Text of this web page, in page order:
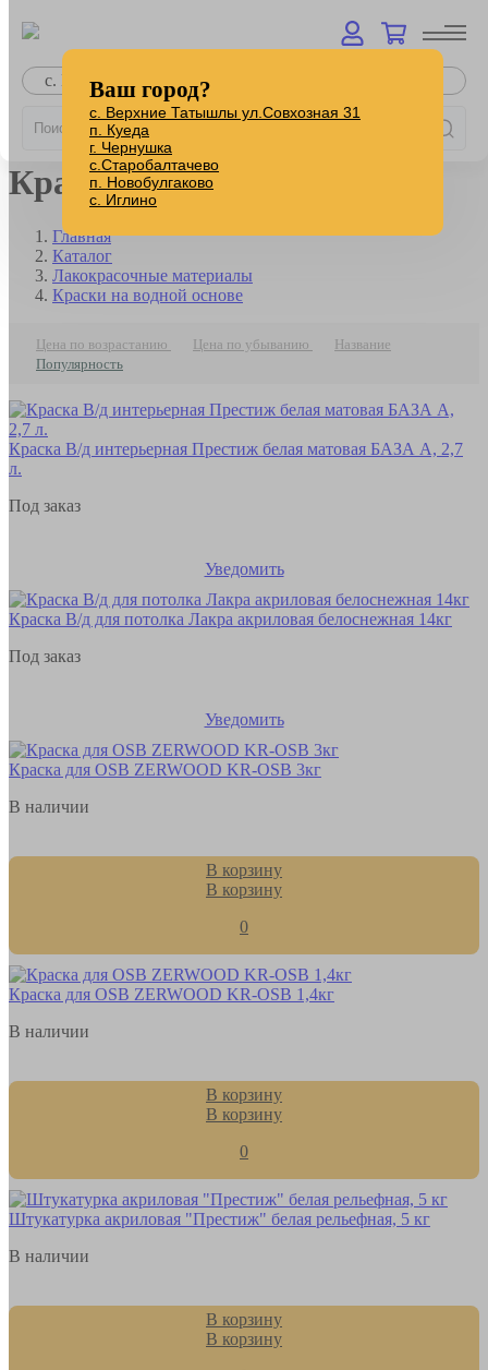
с. Верхние Татышлы
Краски на водной основе
Главная
Каталог
Лакокрасочные материалы
Краски на водной основе
Цена по возрастанию Цена по убыванию
Название
Популярность
Краска В/д интерьерная Престиж белая матовая БАЗА А, 2,7
л.
Под заказ
Уведомить
Краска В/д для потолка Лакра акриловая белоснежная 14кг
Под заказ
Уведомить
Краска для OSB ZERWOOD KR-OSB 3кг
В наличии
В корзину
В корзину
0
Краска для OSB ZERWOOD KR-OSB 1,4кг
В наличии
В корзину
В корзину
0
Штукатурка акриловая "Престиж" белая рельефная, 5 кг
В наличии
В корзину
В корзину
Ваш город?
с. Верхние Татышлы ул.Совхозная 31
п. Куеда
г. Чернушка
с.Старобалтачево
п. Новобулгаково
с. Иглино